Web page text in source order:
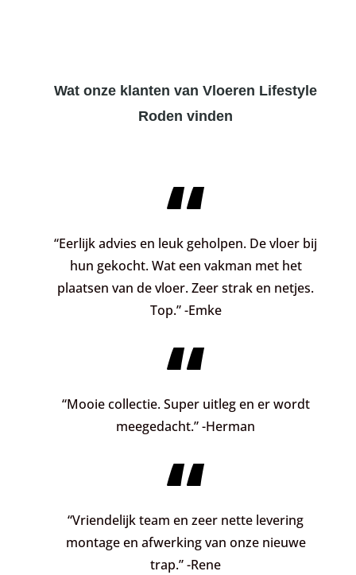
Wat onze klanten van Vloeren Lifestyle
Roden vinden
“
“Eerlijk advies en leuk geholpen. De vloer bij
hun gekocht. Wat een vakman met het
plaatsen van de vloer. Zeer strak en netjes.
Top.” -Emke
“
“Mooie collectie. Super uitleg en er wordt
meegedacht.” -Herman
“
“Vriendelijk team en zeer nette levering
montage en afwerking van onze nieuwe
trap.” -Rene